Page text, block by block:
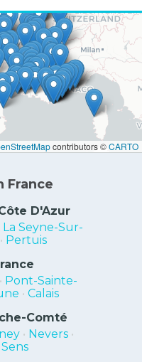
contributors ©CARTO
France
D'Azur
La Seyne-Sur-
• Pertuis
• Pont-Sainte-
• Calais
Comté
• Nevers•
Sens